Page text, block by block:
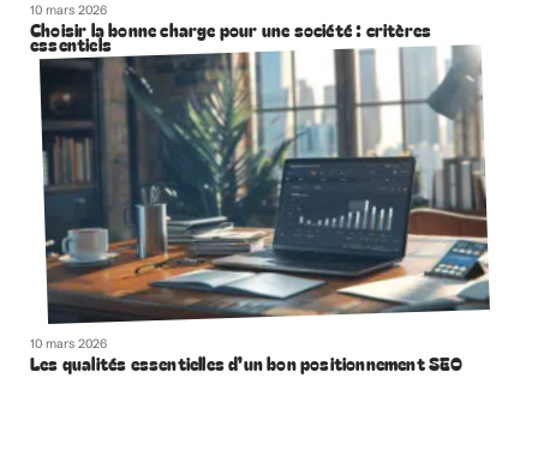
10 mars 2026
Choisir la bonne charge pour une société : critères
essentiels
10 mars 2026
Les qualités essentielles d’un bon positionnement SEO